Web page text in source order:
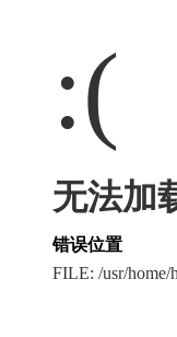
:(
无法加
错误位置
FILE: /usr/